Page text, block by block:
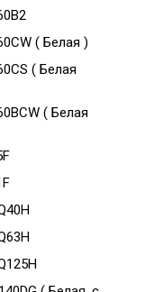
( Белая )
( Белая
( Белая